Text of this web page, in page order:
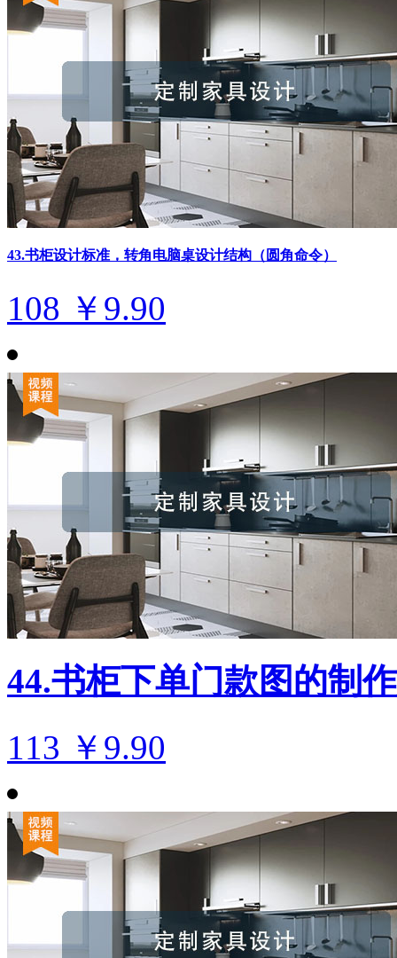
43.书柜设计标准，转角电脑桌设计结构（圆角命令）
108 ￥9.90
44.书柜下单门款图的制
113 ￥9.90